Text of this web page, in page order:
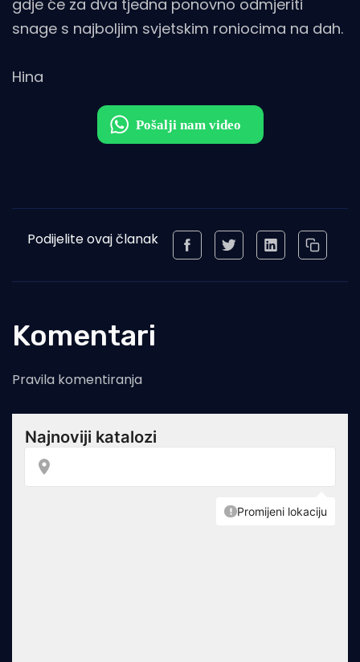
gdje će za dva tjedna ponovno odmjeriti
snage s najboljim svjetskim roniocima na dah.
Hina
Podijelite ovaj članak
Komentari
Pravila komentiranja